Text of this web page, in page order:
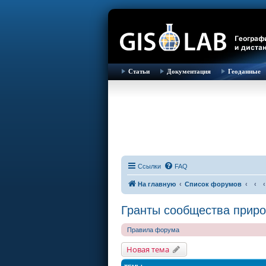
Статьи Документация Геоданные
Ссылки FAQ
На главную Список форумов
Гранты сообщества
Правила форума
Новая тема